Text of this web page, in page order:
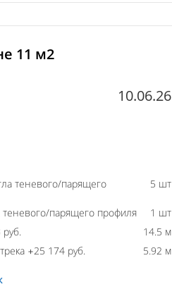
11 м2
10.06.26
теневого/парящего 5 шт
парящего профиля
1 шт
14.5 м
+25 174 руб.
5.92 м